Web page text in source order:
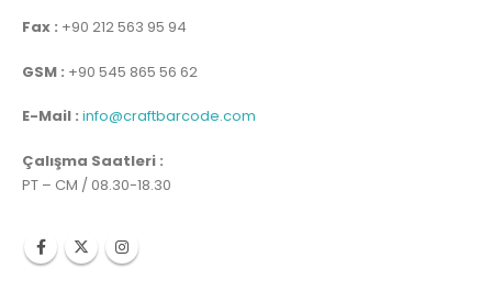
Fax : +90 212 563 95 94
GSM : +90 545 865 56 62
E-Mail : info@craftbarcode.com
Çalışma Saatleri :
PT – CM / 08.30-18.30